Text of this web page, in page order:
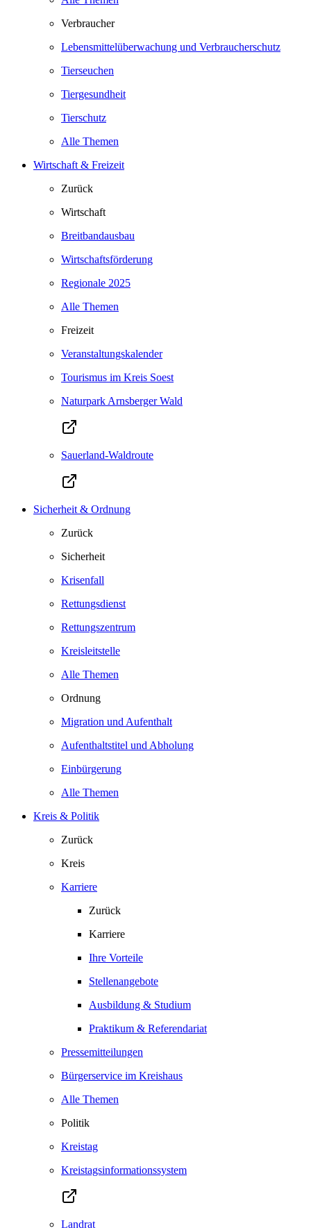
Verbraucher
Lebensmittelüberwachung und Verbraucherschutz
Tierseuchen
Tiergesundheit
Tierschutz
Alle Themen
Wirtschaft & Freizeit
Zurück
Wirtschaft
Breitbandausbau
Wirtschaftsförderung
Regionale 2025
Alle Themen
Freizeit
Veranstaltungskalender
Tourismus im Kreis Soest
Naturpark Arnsberger Wald
Sauerland-Waldroute
Sicherheit & Ordnung
Zurück
Sicherheit
Krisenfall
Rettungsdienst
Rettungszentrum
Kreisleitstelle
Alle Themen
Ordnung
Migration und Aufenthalt
Aufenthaltstitel und Abholung
Einbürgerung
Alle Themen
Kreis & Politik
Zurück
Kreis
Karriere
Zurück
Karriere
Ihre Vorteile
Stellenangebote
Ausbildung & Studium
Praktikum & Referendariat
Pressemitteilungen
Bürgerservice im Kreishaus
Alle Themen
Politik
Kreistag
Kreistagsinformationssystem
Landrat